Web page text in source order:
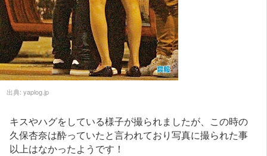
出典: yaplog.jp
キスやハグをしている様子が撮られましたが、この時の
久保杏奈は酔っていたと言われており写真に撮られた事
以上はなかったようです！